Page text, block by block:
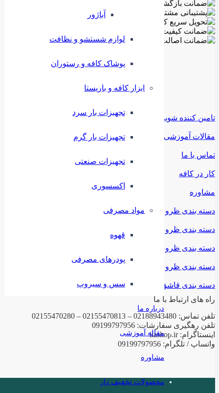
آباژور
لوازم شستشو و نظافت
پوشاک کافه و رستوران
ابزار کافه و باریستا
تجهیزات بار سرد
تجهیزات بار گرم
تجهیزات صنعتی
اکسسوری
مواد مصرفی
قهوه
پودرهای مصرفی
سس و سیروپ
درباره ما
مقاله آموزشی
مشاوره
محصولات تخفیف دار
تامین کننده شوید
مقالات آموزشی
تماس با ما
کار در کافه
مشاوره
دسته بندی ظروف ملامین
دسته بندی ظروف استیل
دسته بندی ظروف فلزی
دسته بندی ظروف چینی
دسته بندی قاشق و چنگال
راه های ارتباط با ما
تلفن تماس: 02188943480 – 02155470813 – 02155470280
تلفن رهگیری سفارشات: 09199797956
اینستاگرام: ilashop.ir
واتساپ / تلگرام: 09199797956